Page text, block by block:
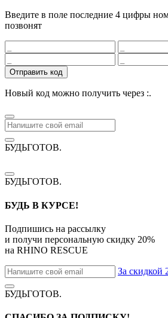
Введите в поле последние 4 цифры
позвонят
Отправить код
Новый код можно получить через :.
БУДЬГОТОВ.
БУДЬГОТОВ.
БУДЬ В КУРСЕ!
Подпишись на рассылку
и получи персональную скидку 20%
на RHINO RESCUE
За скидкой
БУДЬГОТОВ.